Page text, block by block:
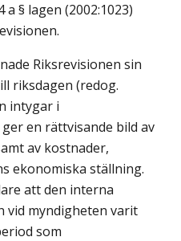
§ lagen (2002:1023)
Riksrevisionen sin
riksdagen (redog.
intygar i
en rättvisande bild av
av kostnader,
ekonomiska ställning.
att den interna
vid myndigheten varit
som